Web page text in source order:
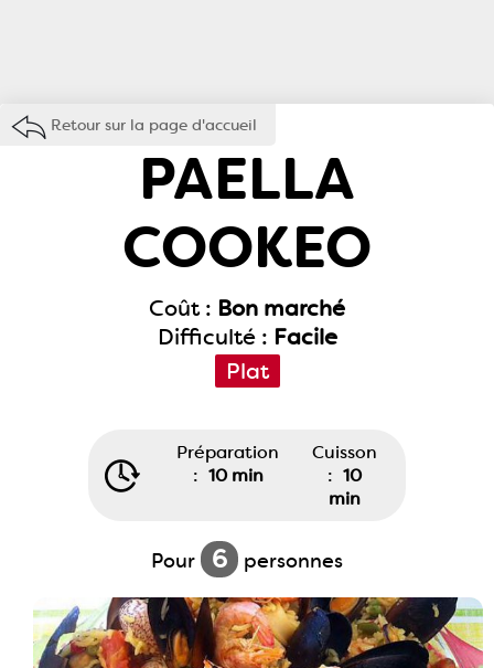
Retour sur la page d'accueil
PAELLA
COOKEO
Coût : Bon marché
Difficulté : Facile
Plat
Préparation
: 10 min
Cuisson
: 10
min
Pour 6 personnes